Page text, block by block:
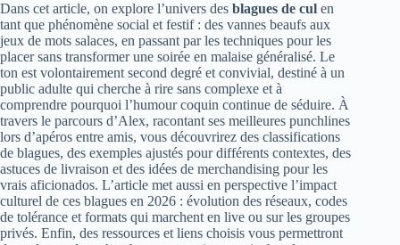
Dans cet article, on explore l’univers des blagues de cul en
tant que phénomène social et festif : des vannes beaufs aux
jeux de mots salaces, en passant par les techniques pour les
placer sans transformer une soirée en malaise généralisé. Le
ton est volontairement second degré et convivial, destiné à un
public adulte qui cherche à rire sans complexe et à
comprendre pourquoi l’humour coquin continue de séduire. À
travers le parcours d’Alex, racontant ses meilleures punchlines
lors d’apéros entre amis, vous découvrirez des classifications
de blagues, des exemples ajustés pour différents contextes, des
astuces de livraison et des idées de merchandising pour les
vrais aficionados. L’article met aussi en perspective l’impact
culturel de ces blagues en 2026 : évolution des réseaux, codes
de tolérance et formats qui marchent en live ou sur les groupes
privés. Enfin, des ressources et liens choisis vous permettront